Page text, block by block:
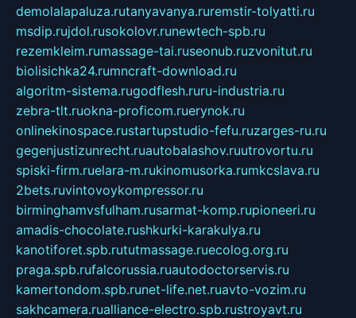
demolalapaluza.rutanyavanya.ruremstir-tolyatti.ru
msdip.rujdol.rusokolovr.runewtech-spb.ru
rezemkleim.rumassage-tai.ruseonub.ruzvonitut.ru
biolisichka24.rumncraft-download.ru
algoritm-sistema.rugodflesh.ruru-industria.ru
zebra-tlt.ruokna-proficom.ruerynok.ru
onlinekinospace.rustartupstudio-fefu.ruzarges-ru.ru
gegenjustizunrecht.ruautobalashov.ruutrovortu.ru
spiski-firm.ruelara-m.rukinomusorka.rumkcslava.ru
2bets.ruvintovoykompressor.ru
birminghamvsfulham.rusarmat-komp.rupioneeri.ru
amadis-chocolate.rushkurki-karakulya.ru
kanotiforet.spb.rututmassage.ruecolog.org.ru
praga.spb.rufalcorussia.ruautodoctorservis.ru
kamertondom.spb.runet-life.net.ruavto-vozim.ru
sakhcamera.rualliance-electro.spb.rustroyavt.ru